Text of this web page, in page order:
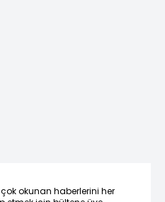
okunan haberlerini her